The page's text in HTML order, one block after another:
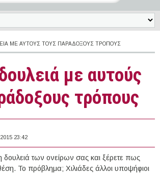
ΜΕ ΑΥΤΟΎΣ ΤΟΥΣ ΠΑΡΆΔΟΞΟΥΣ ΤΡΌΠΟΥΣ
με αυτούς
τρόπους
23:42
δουλειά των ονείρων σας και ξέρετε πως
θέση. Το πρόβλημα; Χιλιάδες άλλοι υποψήφιοι